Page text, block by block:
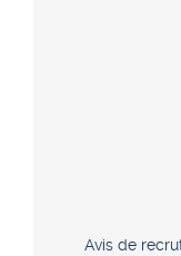
Avis de